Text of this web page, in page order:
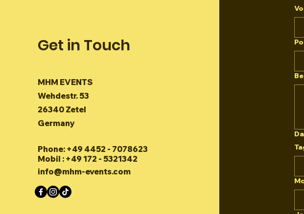
Get in Touch
MHM EVENTS
Wehdestr. 53
26340 Zetel
Germany
Phone: +49 4452 - 7078623
Mobil : +49 172 - 5321342
info@mhm-events.com